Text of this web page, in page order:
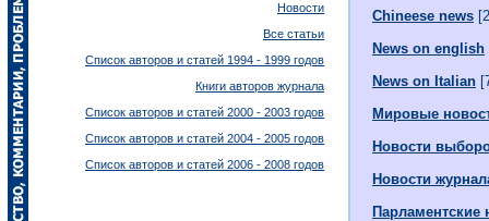
Новости
Все статьи
Список авторов и статей 1994 - 1999 годов
Книги авторов журнала
Список авторов и статей 2000 - 2003 годов
Список авторов и статей 2004 - 2005 годов
Список авторов и статей 2006 - 2008 годов
Chineese news
News on english
News on Italian
Мировые
Новости
Новости
Парламентские